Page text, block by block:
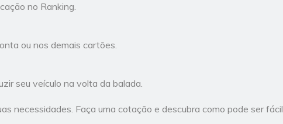
no Ranking.
ou nos demais cartões.
seu veículo na volta da balada.
necessidades. Faça uma cotação e descubra como pode ser fácil